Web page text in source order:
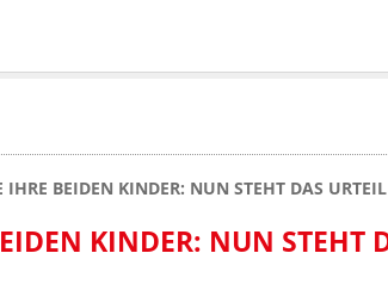
IHRE BEIDEN KINDER: NUN STEHT DAS URTEIL
KINDER: NUN STEHT